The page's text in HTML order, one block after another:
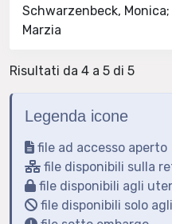
Schwarzenbeck,
Marzia
Risultati da 4 a 5 di 5
Legenda icone
file ad accesso aperto
file disponibili sulla
file disponibili agli
file disponibili solo